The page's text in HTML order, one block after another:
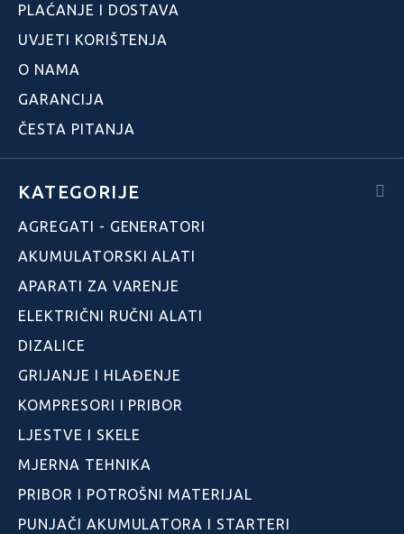
PLAĆANJE I DOSTAVA
UVJETI KORIŠTENJA
O NAMA
GARANCIJA
ČESTA PITANJA
KATEGORIJE
AGREGATI - GENERATORI
AKUMULATORSKI ALATI
APARATI ZA VARENJE
ELEKTRIČNI RUČNI ALATI
DIZALICE
GRIJANJE I HLAĐENJE
KOMPRESORI I PRIBOR
LJESTVE I SKELE
MJERNA TEHNIKA
PRIBOR I POTROŠNI MATERIJAL
PUNJAČI AKUMULATORA I STARTERI